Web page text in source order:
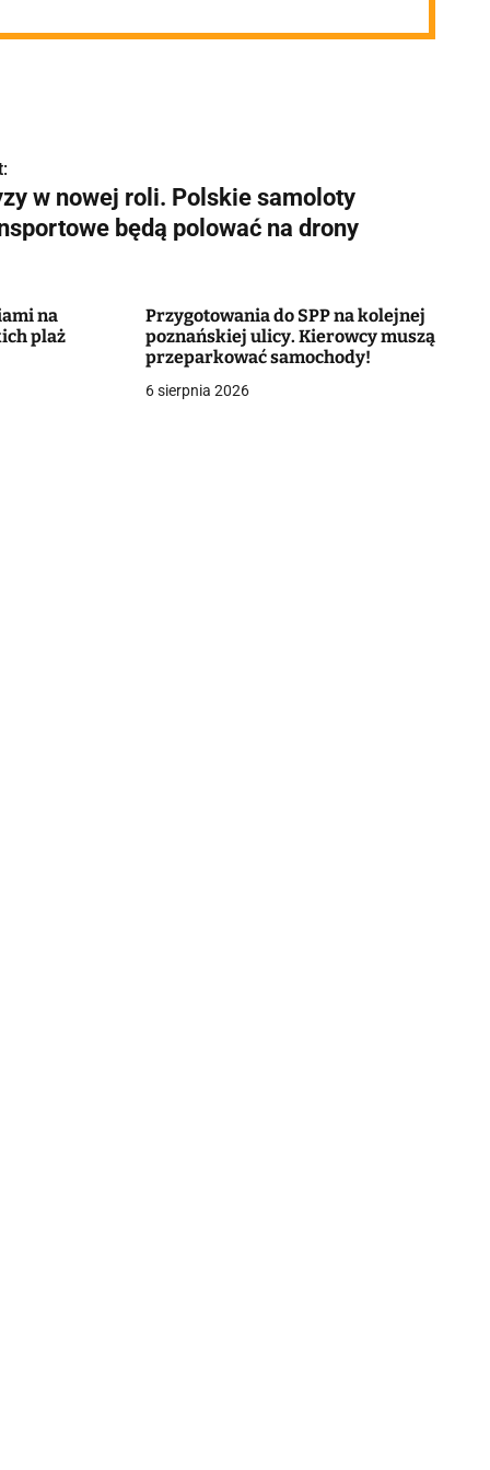
w nowej roli. Polskie samoloty
będą polować na drony
na
plaż
Przygotowania do SPP na kolejnej
poznańskiej ulicy. Kierowcy muszą
przeparkować samochody!
6 sierpnia 2026